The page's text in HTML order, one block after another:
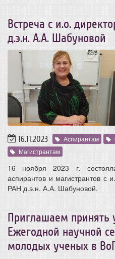
Встреча с и.о.
д.э.н. А.А. Шабуновой
16.11.2023 Аспирантам
Магистрантам
16 ноября 2023 г.
аспирантов и магистрантов
РАН д.э.н. А.А. Шабуновой.
Приглашаем принять
Ежегодной научной
молодых ученых в